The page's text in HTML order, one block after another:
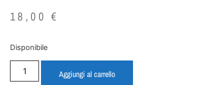
18,00€
Disponibile
Aggiungi al carrello